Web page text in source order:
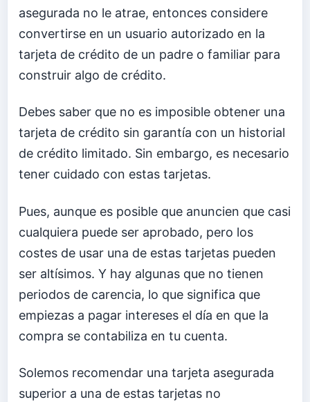
asegurada no le atrae, entonces considere
convertirse en un usuario autorizado en la
tarjeta de crédito de un padre o familiar para
construir algo de crédito.
Debes saber que no es imposible obtener una
tarjeta de crédito sin garantía con un historial
de crédito limitado. Sin embargo, es necesario
tener cuidado con estas tarjetas.
Pues, aunque es posible que anuncien que casi
cualquiera puede ser aprobado, pero los
costes de usar una de estas tarjetas pueden
ser altísimos. Y hay algunas que no tienen
periodos de carencia, lo que significa que
empiezas a pagar intereses el día en que la
compra se contabiliza en tu cuenta.
Solemos recomendar una tarjeta asegurada
superior a una de estas tarjetas no